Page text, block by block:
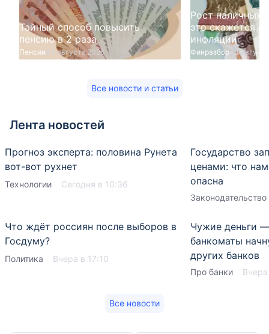
Все новости и статьи
Тайный способ повысить
пенсию в 2 раза
Пенсии04 августа 2026
Рост наличных
это скажется
инфляции
Финразбор 04
Лента новостей
Все новости
Прогноз эксперта: половина Рунета
вот-вот рухнет
Технологии Сегодня в 10:36
Что ждёт россиян после выборов в
Госдуму?
Политика Вчера в 17:10
Государство
ценами: что
опасна
Законодательство
Чужие деньги
банкоматы
других банков
Про банки